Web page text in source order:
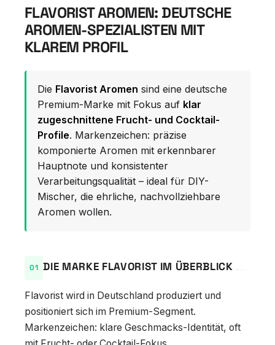
FLAVORIST AROMEN: DEUTSCHE
AROMEN-SPEZIALISTEN MIT
KLAREM PROFIL
Die Flavorist Aromen sind eine deutsche
Premium-Marke mit Fokus auf klar
zugeschnittene Frucht- und Cocktail-
Profile. Markenzeichen: präzise
komponierte Aromen mit erkennbarer
Hauptnote und konsistenter
Verarbeitungsqualität – ideal für DIY-
Mischer, die ehrliche, nachvollziehbare
Aromen wollen.
DIE MARKE FLAVORIST IM ÜBERBLICK
Flavorist wird in Deutschland produziert und
positioniert sich im Premium-Segment.
Markenzeichen: klare Geschmacks-Identität, oft